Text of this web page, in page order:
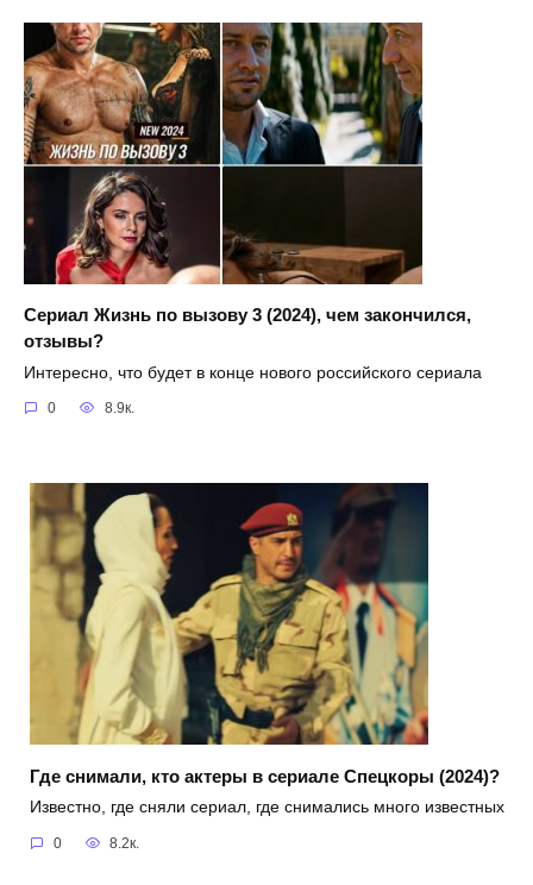
Сериал Жизнь по вызову 3 (2024), чем закончился,
отзывы?
Интересно, что будет в конце нового российского сериала
0 8.9к.
Где снимали, кто актеры в сериале Спецкоры (2024)?
Известно, где сняли сериал, где снимались много известных
0 8.2к.